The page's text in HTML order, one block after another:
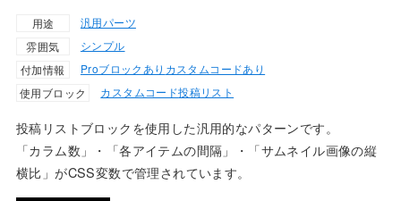
用途
汎用パーツ
雰囲気
シンプル
付加情報
Proブロックあり カスタムコードあり
使用ブロック
カスタムコード投稿リスト
投稿リストブロックを使用した汎用的なパターンです。
「カラム数」・「各アイテムの間隔」・「サムネイル画像の縦
横比」がCSS変数で管理されています。